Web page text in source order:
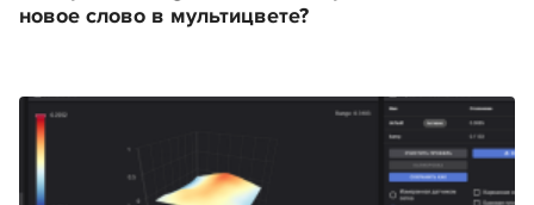
новое слово в мультицвете?